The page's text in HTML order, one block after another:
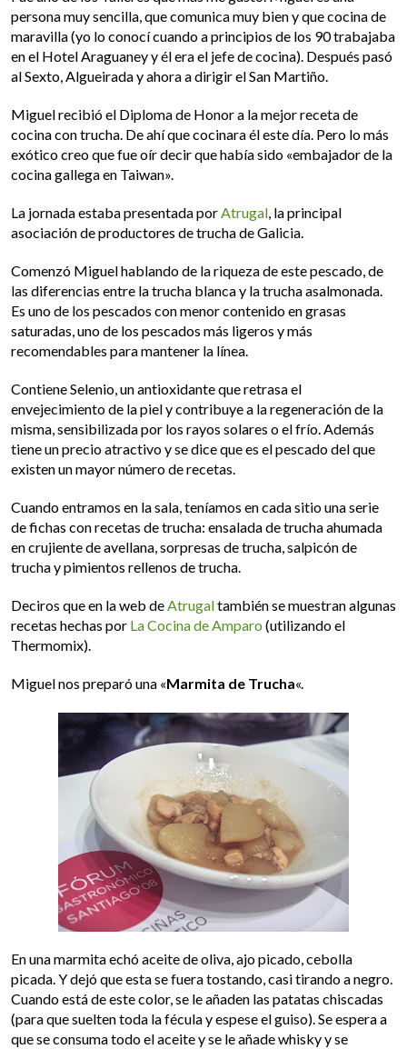
persona muy sencilla, que comunica muy bien y que cocina de
maravilla (yo lo conocí cuando a principios de los 90 trabajaba
en el Hotel Araguaney y él era el jefe de cocina). Después pasó
al Sexto, Algueirada y ahora a dirigir el San Martiño.
Miguel recibió el Diploma de Honor a la mejor receta de
cocina con trucha. De ahí que cocinara él este día. Pero lo más
exótico creo que fue oír decir que había sido «embajador de la
cocina gallega en Taiwan».
La jornada estaba presentada porAtrugal, la principal
asociación de productores de trucha de Galicia.
Comenzó Miguel hablando de la riqueza de este pescado, de
las diferencias entre la trucha blanca y la trucha asalmonada.
Es uno de los pescados con menor contenido en grasas
saturadas, uno de los pescados más ligeros y más
recomendables para mantener la línea.
Contiene Selenio, un antioxidante que retrasa el
envejecimiento de la piel y contribuye a la regeneración de la
misma, sensibilizada por los rayos solares o el frío. Además
tiene un precio atractivo y se dice que es el pescado del que
existen un mayor número de recetas.
Cuando entramos en la sala, teníamos en cada sitio una serie
de fichas con recetas de trucha: ensalada de trucha ahumada
en crujiente de avellana, sorpresas de trucha, salpicón de
trucha y pimientos rellenos de trucha.
Deciros que en la web deAtrugaltambién se muestran algunas
recetas hechas por La Cocina de Amparo (utilizando el
Thermomix).
Miguel nos preparó una «Marmita de Trucha«.
En una marmita echó aceite de oliva, ajo picado, cebolla
picada. Y dejó que esta se fuera tostando, casi tirando a negro.
Cuando está de este color, se le añaden las patatas chiscadas
(para que suelten toda la fécula y espese el guiso). Se espera a
que se consuma todo el aceite y se le añade whisky y se